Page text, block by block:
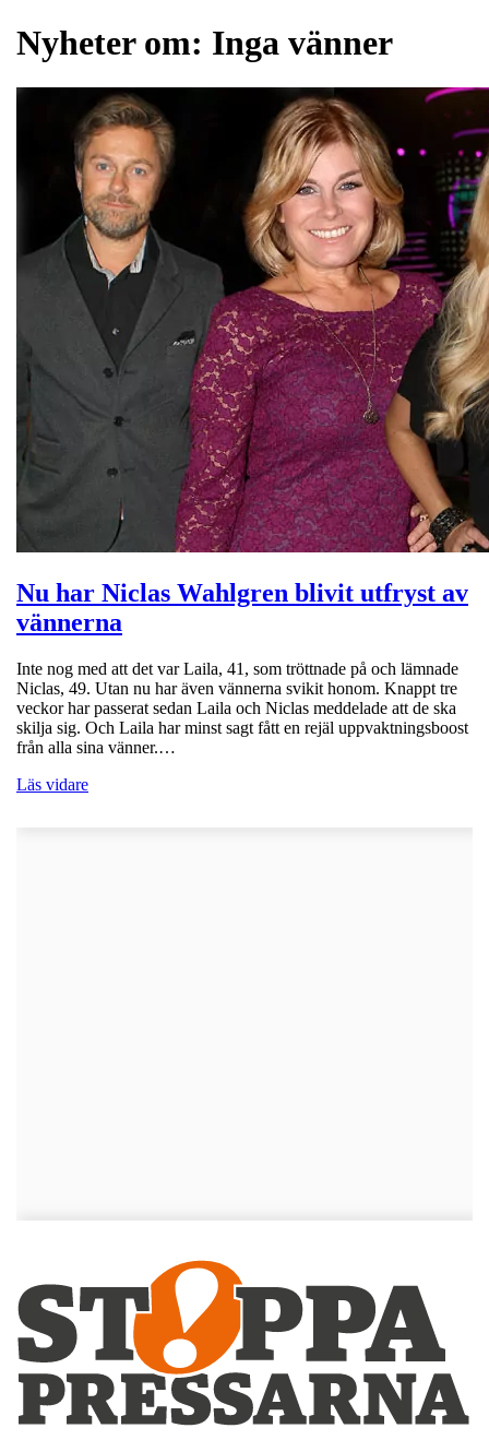
Nyheter om: Inga vänner
Nu har Niclas Wahlgren blivit utfryst av
vännerna
Inte nog med att det var Laila, 41, som tröttnade på och lämnade
Niclas, 49. Utan nu har även vännerna svikit honom. Knappt tre
veckor har passerat sedan Laila och Niclas meddelade att de ska
skilja sig. Och Laila har minst sagt fått en rejäl uppvaktningsboost
från alla sina vänner.…
Läs vidare